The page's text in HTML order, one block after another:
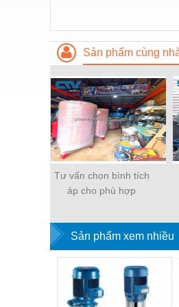
Sản phẩm cùng
Tư vấn chọn bình tích
áp cho phù hợp
Sản phẩm xem nhiều